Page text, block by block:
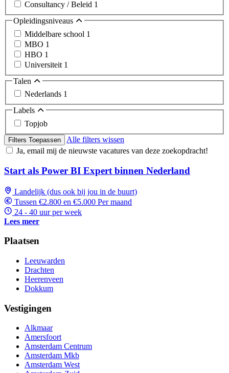
Consultancy / Beleid 1
Opleidingsniveaus
Middelbare school 1
MBO 1
HBO 1
Universiteit 1
Talen
Nederlands 1
Labels
Topjob
Filters Toepassen
Alle filters wissen
Ja, email mij de nieuwste vacatures van deze zoekopdracht!
Start als Power BI Expert binnen Nederland
Landelijk (dus ook bij jou in de buurt)
Tussen €2.800 en €5.000 Per maand
24 - 40 uur per week
Lees meer
Plaatsen
Leeuwarden
Drachten
Heerenveen
Dokkum
Vestigingen
Alkmaar
Amersfoort
Amsterdam Centrum
Amsterdam Mkb
Amsterdam West